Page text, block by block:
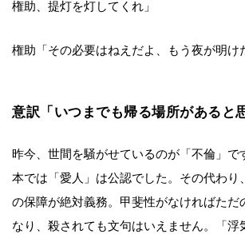
権助、提灯を灯してくれ」
権助「その必要はねえだよ、もう夜が明け
意訳「いつまでも帰る場所があると
昨今、世間を騒がせているのが「不倫」で
本では「愛人」は公認でした。その代わり
の保障が絶対義務。甲斐性がなければただ
なり、殺されても文句はいえません。「浮